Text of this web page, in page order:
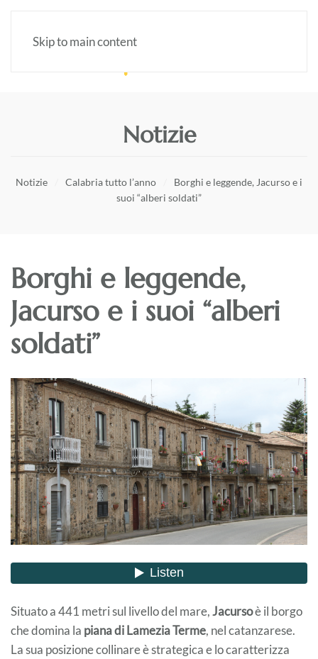
Skip to main content
Notizie
Notizie Calabria tutto l’anno
Borghi e leggende, Jacurso e i
suoi “alberi soldati”
Borghi e leggende,
Jacurso e i suoi “alberi
soldati”
Situato a 441 metri sul livello del mare,Jacursoè il borgo
che domina la piana di Lamezia Terme, nel catanzarese.
La sua posizione collinare è strategica e lo caratterizza